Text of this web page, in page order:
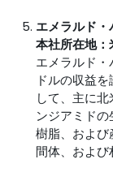
エメラルド
本社所在地：
エメラルド
ドルの収益
して、主に
ンジアミドの
樹脂、および
間体、および